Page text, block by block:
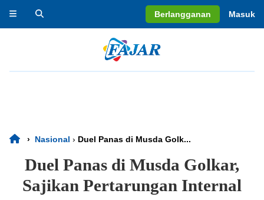
Berlangganan Masuk
› Nasional › Duel Panas di Musda Golk...
Duel Panas di Musda Golkar,
Sajikan Pertarungan Internal